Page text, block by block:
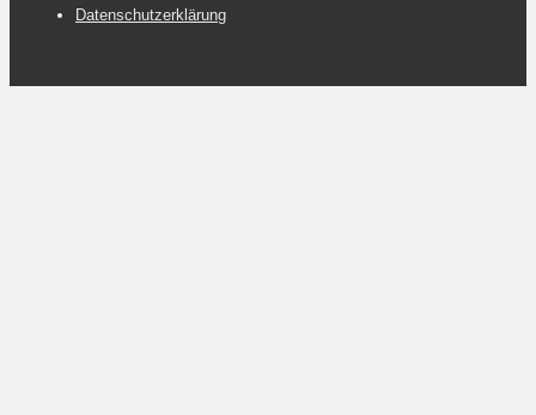
Datenschutzerklärung